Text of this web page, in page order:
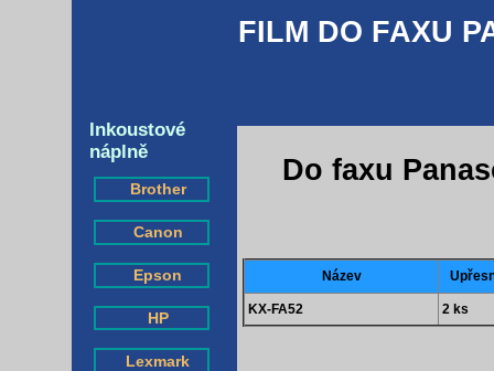
FILM DO FAXU
Do faxu
Inkoustové
náplně
Brother
Canon
Epson
HP
Lexmark
Název
KX-FA52 2 ks